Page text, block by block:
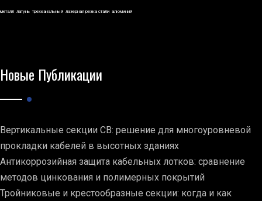
металл латунь трехканальный лазерная резка стали алюминий
Новые Публикации
Вертикальные секции СВ: решение для многоуровневой
прокладки кабелей в высотных зданиях
Антикоррозийная защита кабельных лотков: сравнение
методов цинкования и полимерных покрытий
Тройниковые и крестообразные секции: когда и как